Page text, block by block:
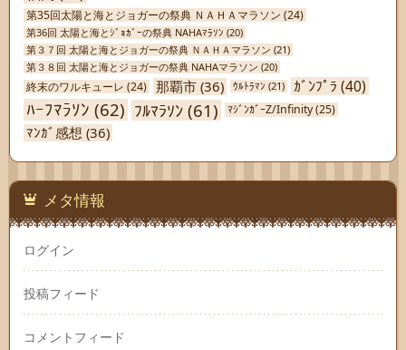
第35回太陽と海とジョガーの祭典 ＮＡＨＡマラソン (24)
第36回 太陽と海とｼﾞｮｶﾞｰの祭典 NAHAﾏﾗｿﾝ (20)
第３７回 太陽と海とジョガーの祭典 ＮＡＨＡマラソン (21)
第３８回 太陽と海とジョガーの祭典 NAHAマラソン (20)
終末のワルキューレ (24) 那覇市 (36) ｳﾙﾄﾗﾏﾝ (21) ｶﾞﾝﾌﾟﾗ (40)
ﾊｰﾌﾏﾗｿﾝ (62) ﾌﾙﾏﾗｿﾝ (61) ﾏｼﾞﾝｶﾞｰZ/Infinity(25)
ﾏﾝｶﾞ感想 (36)
メタ情報
ログイン
投稿フィード
コメントフィード